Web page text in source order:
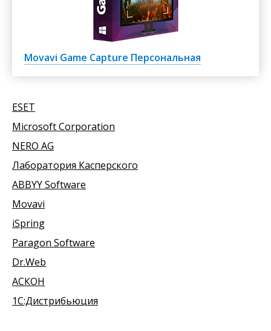
Movavi Game Capture Персональная
ESET
Microsoft Corporation
NERO AG
Лаборатория Касперского
ABBYY Software
Movavi
iSpring
Paragon Software
Dr.Web
АСКОН
1С:Дистрибьюция